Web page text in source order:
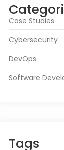
Case Studies
Cybersecurity
DevOps
Software
Tags